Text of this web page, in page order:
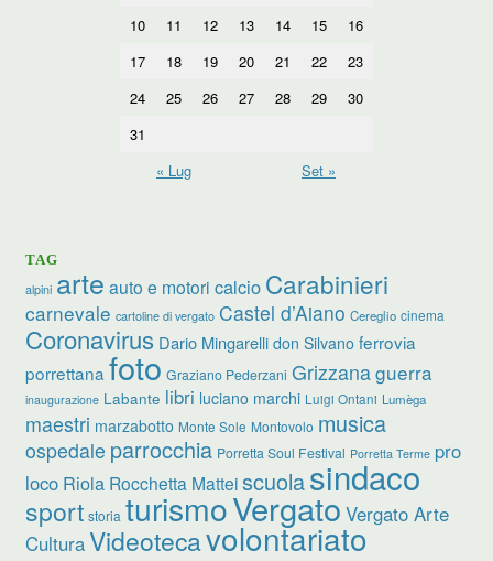
10
11 12 13 14 15
16
17
18 19 20 21 22
23
24
25 26 27 28 29
30
31
« Lug
Set »
TAG
alpini arte auto e motori calcio Carabinieri
carnevale cartoline di vergato Castel d’Aiano Cereglio cinema
Coronavirus Dario Mingarelli don Silvano ferrovia
porrettana foto Graziano Pederzani Grizzanaguerra
inaugurazione Labante libri luciano marchi Luigi Ontani Lumèga
maestri marzabotto Monte Sole Montovolo musica
ospedale parrocchia Porretta Soul Festival Porretta Terme pro
loco Riola Rocchetta Matteiscuolasindaco
sport storia turismoVergato Vergato Arte
CulturaVideotecavolontariato